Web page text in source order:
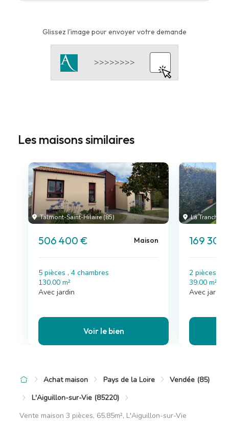
Glissez l'image pour envoyer votre demande
Les maisons similaires
Talmont-Saint-Hilaire (85)
506 400 € Maison
5 pièces , 4 chambres
130.00 m²
Avec jardin
Voir le bien
La Tranche-
169
2 pièces , 1
39.00 m²
Avec
Achat maison Pays de la Loire
Vendée (85)
L'Aiguillon-sur-Vie (85220)
Vente maison 3 pièces, 65.85m², L'Aiguillon-sur-Vie